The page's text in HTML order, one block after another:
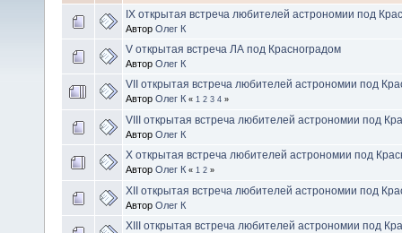
IX открытая встреча любителей астрономии под
Автор Олег К
V открытая встреча ЛА под Красноградом
Автор Олег К
VII открытая встреча любителей астрономии под
Автор Олег К « 1 2 3 4 »
VIII открытая встреча любителей астрономии под
Автор Олег К
X открытая встреча любителей астрономии под
Автор Олег К « 1 2 »
XII открытая встреча любителей астрономии под
Автор Олег К
XIII открытая встреча любителей астрономии под